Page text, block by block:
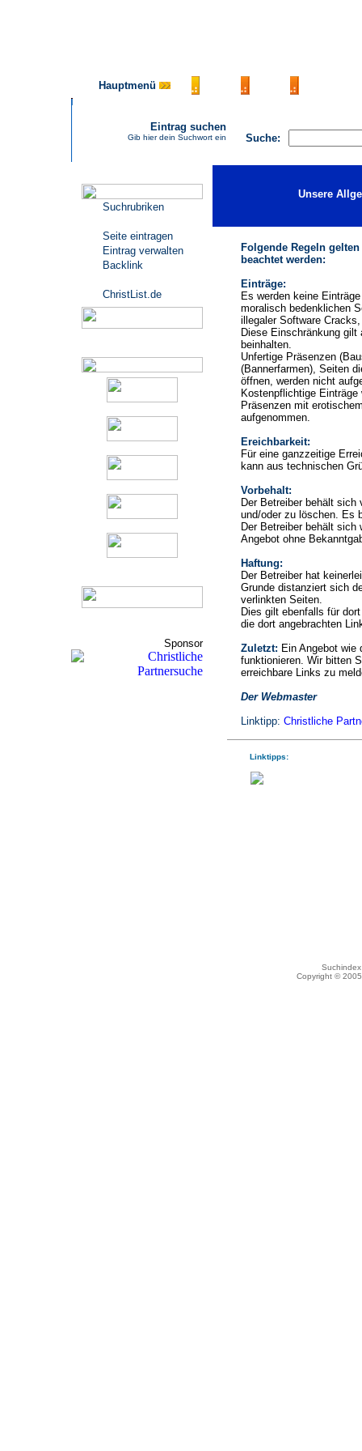
Hauptmenü
Suche:
Eintrag suchen
Gib hier dein Suchwort ein
Suchrubriken
Seite eintragen
Eintrag verwalten
Backlink
ChristList.de
Sponsor
Unsere
Folgende Regeln
beachtet werden:
Einträge:
Es werden keine
moralisch bedenklichen
illegaler Software
Diese Einschränkung
beinhalten.
Unfertige Präsenzen
(Bannerfarmen), Seiten
öffnen, werden nicht
Kostenpflichtige
Präsenzen mit
aufgenommen.
Ereichbarkeit:
Für eine ganzzeitige
kann aus technischen
Vorbehalt:
Der Betreiber behält sich
und/oder zu löschen. Es
Der Betreiber behält sich
Angebot ohne
Haftung:
Der Betreiber hat
Grunde distanziert sich
verlinkten Seiten.
Dies gilt ebenfalls für
die dort angebrachten
Zuletzt: Ein Angebot wie
funktionieren. Wir bitten
erreichbare Links zu
Der Webmaster
Linktipp: Christliche
Linktipps:
Copyright ©